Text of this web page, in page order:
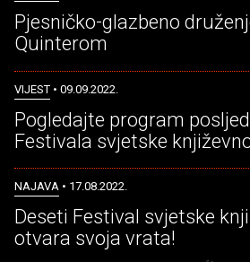
Pjesničko-glazbeno
Quinterom
VIJEST • 09.09.2022.
Pogledajte program
Festivala svjetske
NAJAVA • 17.08.2022.
Deseti Festival svjetske
otvara svoja vrata!